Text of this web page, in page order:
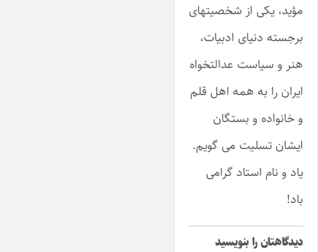
مؤید، یکی از شخصیتهای
برجسته دنیای ادبیات،
هنر و سیاست عدالتخواه
ایران را به همه اهل قلم
و خانواده و بستگان
ایشان تسلیت می گویم.
یاد و نام استاد گرامی
باد!
دیدگاهتان را بنویسید